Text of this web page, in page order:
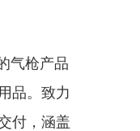
气枪产品
品。致力
付，涵盖